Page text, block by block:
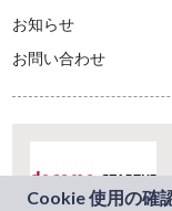
お知らせ
お問い合わせ